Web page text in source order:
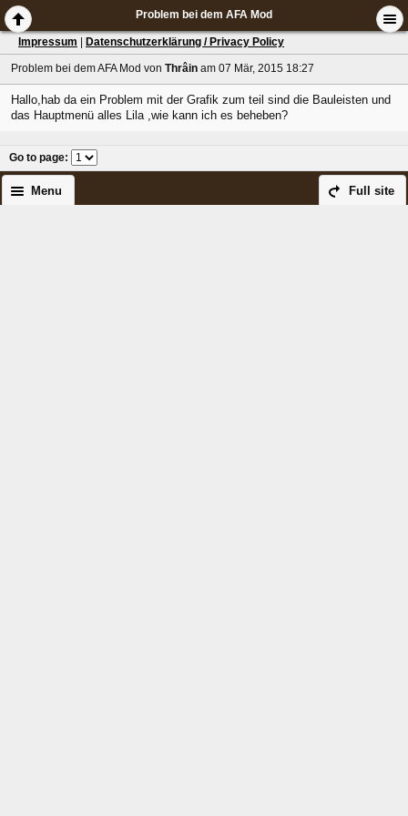
Problem bei dem AFA Mod
Impressum Datenschutzerklärung / Privacy Policy
Problem bei dem AFA Mod von Thrâin am 07 Mär, 2015 18:27
Hallo,hab da ein Problem mit der Grafik zum teil sind die Bauleisten und
das Hauptmenü alles Lila ,wie kann ich es beheben?
Go to page:
Full site
Menu